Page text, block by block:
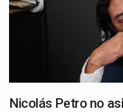
Nicolás Petro no